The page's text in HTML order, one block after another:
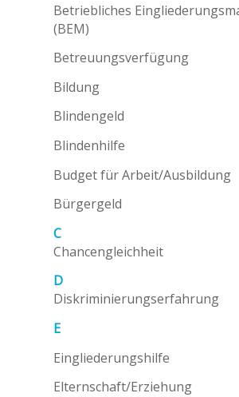
Betriebliches
(BEM)
Betreuungsverfügung
Bildung
Blindengeld
Blindenhilfe
Budget für Arbeit/Ausbildung
Bürgergeld
C
Chancengleichheit
D
Diskriminierungserfahrung
E
Eingliederungshilfe
Elternschaft/Erziehung